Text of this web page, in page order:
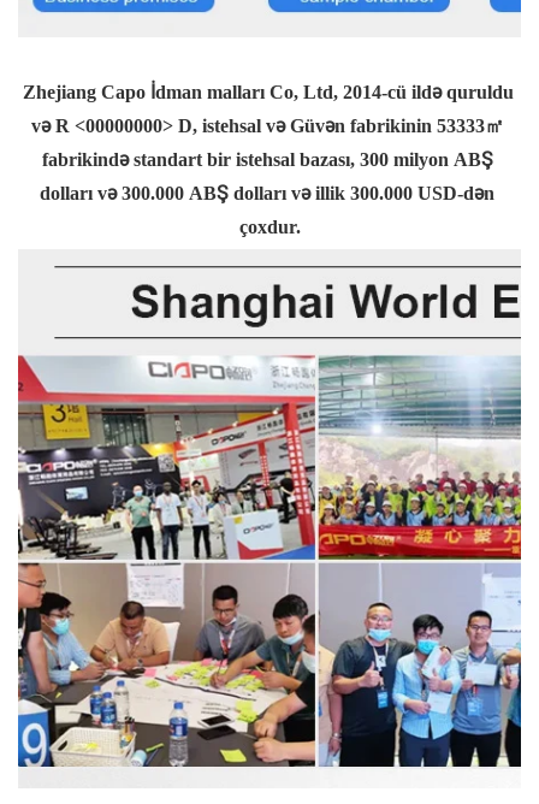
Zhejiang Capo İdman malları Co, Ltd, 2014-cü ildə quruldu
və R <00000000> D, istehsal və Güvən fabrikinin 53333㎡
fabrikində standart bir istehsal bazası, 300 milyon ABŞ
dolları və 300.000 ABŞ dolları və illik 300.000 USD-dən
çoxdur.